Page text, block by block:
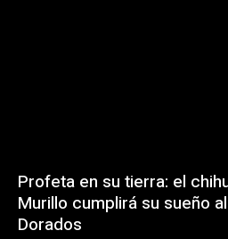
Profeta en su tierra: el
Murillo cumplirá su sueño
Dorados